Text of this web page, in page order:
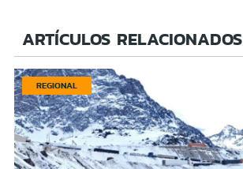
ARTÍCULOS RELACIONADOS
REGIONAL